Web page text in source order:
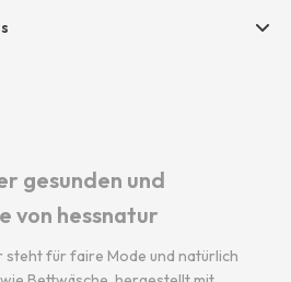
gesunden und
von hessnatur
steht für faire Mode und natürlich